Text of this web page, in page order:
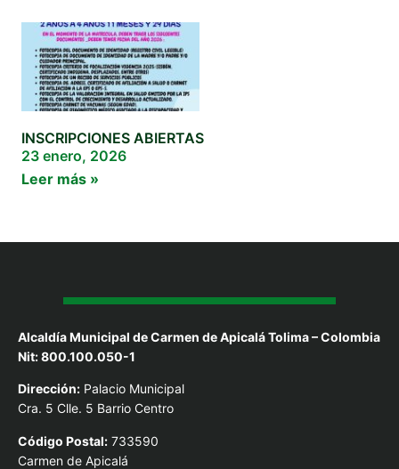
INSCRIPCIONES ABIERTAS
23 enero, 2026
Leer más »
Alcaldía Municipal de Carmen de Apicalá Tolima – Colombia
Nit: 800.100.050-1
Dirección: Palacio Municipal
Cra. 5 Clle. 5 Barrio Centro
Código Postal: 733590
Carmen de Apicalá